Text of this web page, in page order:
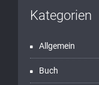
Kategorien
Allgemein
Buch